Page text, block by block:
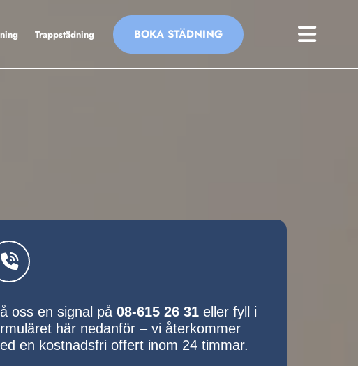
Trappstädning BOKA STÄDNING
oss en signal på08-615 26 31 eller fyll i
här nedanför – vi återkommer
en kostnadsfri offert inom 24 timmar.